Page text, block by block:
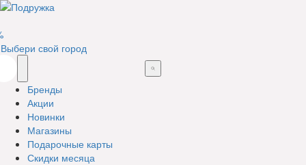
Выбери свой город
Бренды
Акции
Новинки
Магазины
Подарочные карты
Скидки месяца